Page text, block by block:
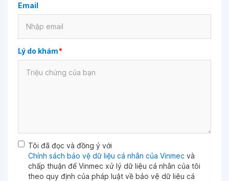
Email
Lý do khám*
Tôi đã đọc và đồng ý với
Chính sách bảo vệ dữ liệu cá nhân của Vinmec và
chấp thuận để Vinmec xử lý dữ liệu cá nhân của tôi
theo quy định của pháp luật về bảo vệ dữ liệu cá